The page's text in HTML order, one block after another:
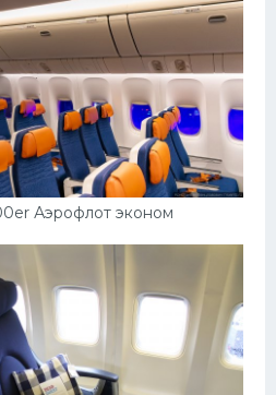
Аэрофлот эконом